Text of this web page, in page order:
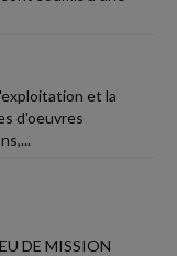
et la
d'oeuvres
DE MISSION